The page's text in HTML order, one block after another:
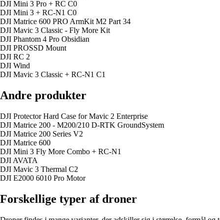
DJI Mini 3 Pro + RC C0
DJI Mini 3 + RC-N1 C0
DJI Matrice 600 PRO ArmKit M2 Part 34
DJI Mavic 3 Classic - Fly More Kit
DJI Phantom 4 Pro Obsidian
DJI PROSSD Mount
DJI RC 2
DJI Wind
DJI Mavic 3 Classic + RC-N1 C1
Andre produkter
DJI Protector Hard Case for Mavic 2 Enterprise
DJI Matrice 200 - M200/210 D-RTK GroundSystem
DJI Matrice 200 Series V2
DJI Matrice 600
DJI Mini 3 Fly More Combo + RC-N1
DJI AVATA
DJI Mavic 3 Thermal C2
DJI E2000 6010 Pro Motor
Forskellige typer af droner